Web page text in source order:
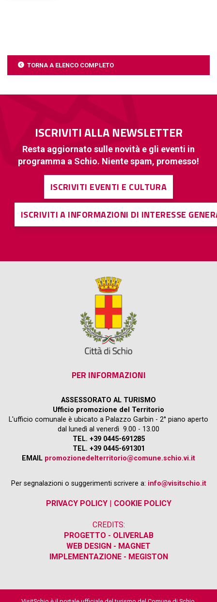
TORNA A ELENCO COMPLETO
ISCRIVITI ALLA NEWSLETTER
Resta aggiornato sulle novità e gli eventi in
programma a Schio. Niente spam, promesso!
ISCRIVITI EVENTI E CULTURA
ISCRIVITI A INFORMAZIONI DI INTERESSE
PER INFORMAZIONI
ASSESSORATO AL TURISMO
Ufficio promozione del Territorio
L'ufficio comunale è ubicato a Palazzo Garbin - 2° piano aperto
dal lunedì al venerdì 9.00 - 13.00
TEL. +39 0445-691285
TEL. +39 0445-691301
EMAIL promozionedelterritorio@comune.schio.vi.it
Per segnalazioni o suggerimenti scrivere a: info@visitschio.it
PRIVACY POLICY| COOKIE POLICY
CREDITS:
PROGETTO - OLIVERLAB
WEB DESIGN - MAGNET
IMPLEMENTAZIONE - MEGISTON